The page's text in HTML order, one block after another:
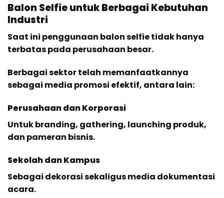
Balon Selfie untuk Berbagai Kebutuhan
Industri
Saat ini penggunaan balon selfie tidak hanya
terbatas pada perusahaan besar.
Berbagai sektor telah memanfaatkannya
sebagai media promosi efektif, antara lain:
Perusahaan dan Korporasi
Untuk branding, gathering, launching produk,
dan pameran bisnis.
Sekolah dan Kampus
Sebagai dekorasi sekaligus media dokumentasi
acara.